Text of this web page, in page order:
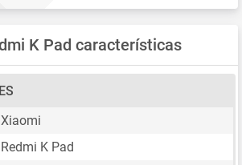
K Pad características
Xiaomi
Redmi K Pad